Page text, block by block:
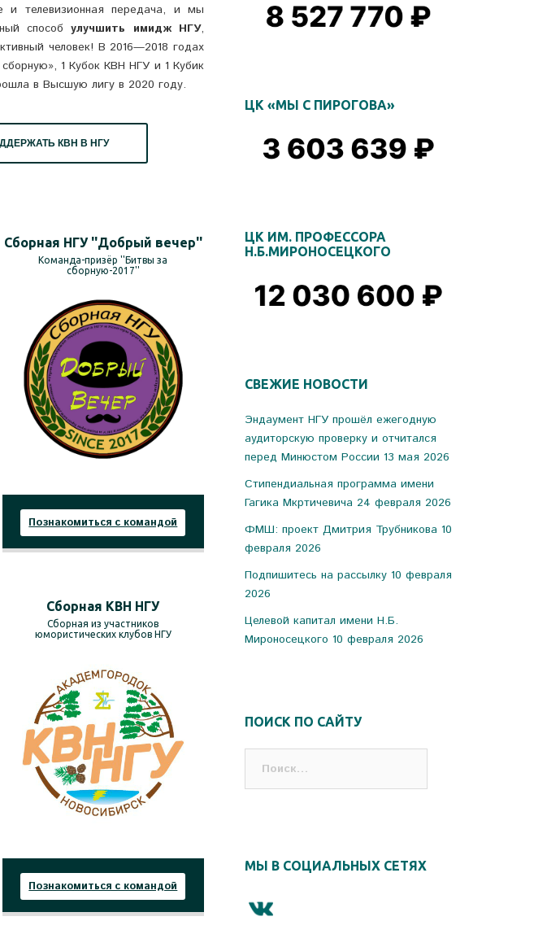
телевизионная передача, и мы
способулучшить имидж НГУ,
человек! В 2016—2018 годах
1 Кубок КВН НГУ и 1 Кубик
в Высшую лигу в 2020 году.
КВН В НГУ
Сборная НГУ ''Добрый вечер''
Команда-призёр ''Битвы за
сборную-2017''
Познакомиться с командой
Сборная КВН НГУ
Сборная из участников
юмористических клубов НГУ
Познакомиться с командой
ЦК «МЫ С ПИРОГОВА»
ЦК ИМ. ПРОФЕССОРА
Н.Б.МИРОНОСЕЦКОГО
СВЕЖИЕ НОВОСТИ
Эндаумент НГУ прошёл ежегодную
аудиторскую проверку и отчитался
перед Минюстом России 13 мая 2026
Стипендиальная программа имени
Гагика Мкртичевича 24 февраля 2026
ФМШ: проект Дмитрия Трубникова 10
февраля 2026
Подпишитесь на рассылку 10 февраля
2026
Целевой капитал имени Н.Б.
Мироносецкого 10 февраля 2026
ПОИСК ПО САЙТУ
МЫ В СОЦИАЛЬНЫХ СЕТЯХ